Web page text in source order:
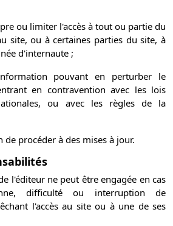
ou limiter l'accès à tout ou partie du
site, ou à certaines parties du site, à
d'internaute ;
pouvant en perturber le
en contravention avec les lois
ou avec les règles de la
de procéder à des mises à jour.
l'éditeur ne peut être engagée en cas
difficulté ou interruption de
l'accès au site ou à une de ses